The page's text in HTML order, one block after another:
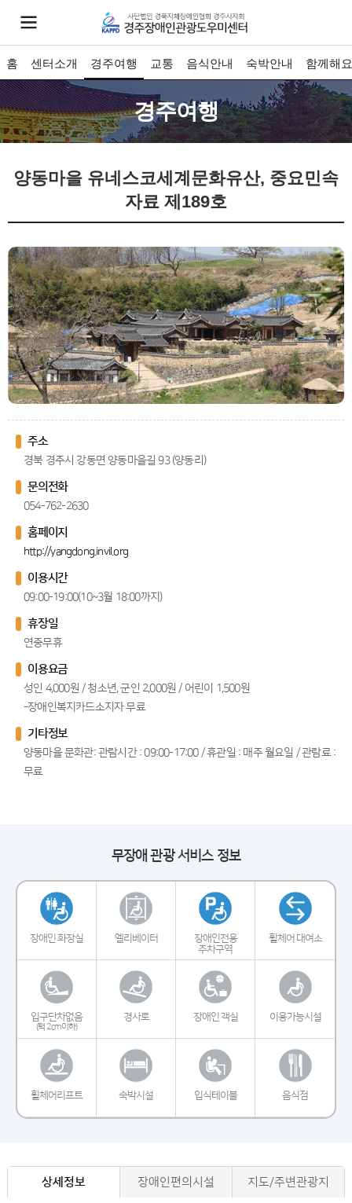
홈 센터소개 경주여행 교통 음식안내 숙박안내 함께해요
경주여행
양동마을 유네스코세계문화유산, 중요민속
자료 제189호
주소
경북 경주시 강동면 양동마을길 93 (양동리)
문의전화
054-762-2630
홈페이지
http://yangdong.invil.org
이용시간
09:00-19:00(10~3월 18:00까지)
휴장일
연중무휴
이용요금
성인 4,000원 / 청소년, 군인 2,000원 / 어린이 1,500원
-장애인복지카드소지자 무료
기타정보
양동마을 문화관: 관람시간 : 09:00-17:00 / 휴관일 : 매주 월요일 / 관람료 :
무료
무장애 관광 서비스 정보
장애인 화장실 엘리베이터
장애인전용
주차구역
휠체어 대여소
입구단차없음
(턱 2cm이하)
경사로 장애인 객실 이용가능시설
휠체어리프트 숙박시설 입식테이블 음식점
상세정보 장애인편의시설 지도/주변관광지